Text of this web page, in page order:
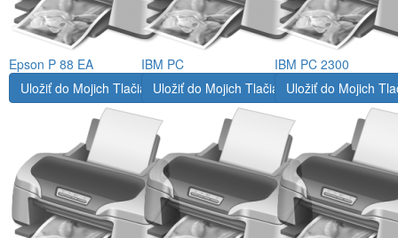
Epson P 88 EA IBM PC
IBM PC 2300
Uložiť do Mojich TlačiarníUložiť do Mojich TlačiarníUložiť do Mojich